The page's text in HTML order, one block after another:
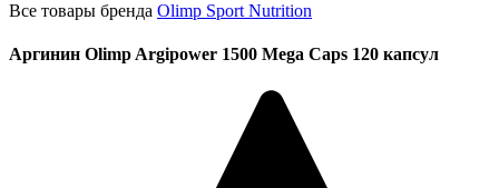
Все товары бренда Olimp Sport Nutrition
Аргинин Olimp Argipower 1500 Mega Caps 120 капсул